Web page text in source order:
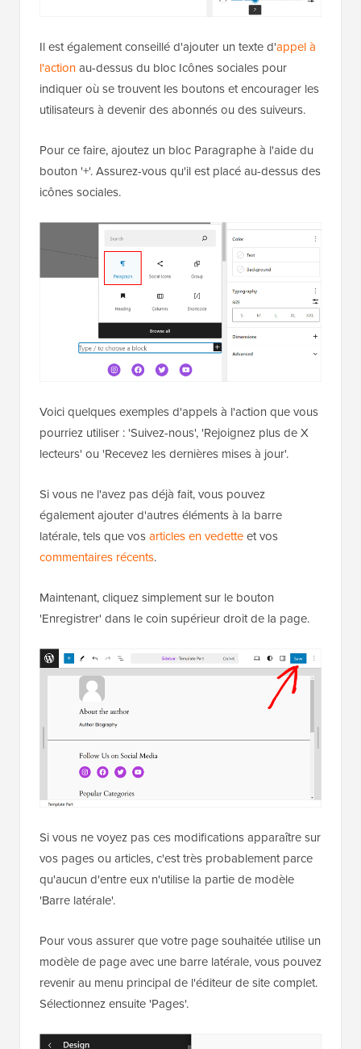
Il est également conseillé d'ajouter un texte d'appel à
l'actionau-dessus du bloc Icônes sociales pour
indiquer où se trouvent les boutons et encourager les
utilisateurs à devenir des abonnés ou des suiveurs.
Pour ce faire, ajoutez un bloc Paragraphe à l'aide du
bouton '+'. Assurez-vous qu'il est placé au-dessus des
icônes sociales.
Voici quelques exemples d'appels à l'action que vous
pourriez utiliser : 'Suivez-nous', 'Rejoignez plus de X
lecteurs' ou 'Recevez les dernières mises à jour'.
Si vous ne l'avez pas déjà fait, vous pouvez
également ajouter d'autres éléments à la barre
latérale, tels que vosarticles en vedetteet vos
commentaires récents.
Maintenant, cliquez simplement sur le bouton
'Enregistrer' dans le coin supérieur droit de la page.
Si vous ne voyez pas ces modifications apparaître sur
vos pages ou articles, c'est très probablement parce
qu'aucun d'entre eux n'utilise la partie de modèle
'Barre latérale'.
Pour vous assurer que votre page souhaitée utilise un
modèle de page avec une barre latérale, vous pouvez
revenir au menu principal de l'éditeur de site complet.
Sélectionnez ensuite 'Pages'.